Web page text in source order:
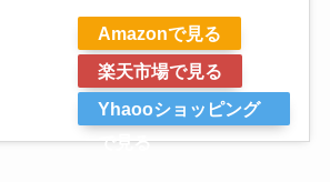
Amazonで見る
楽天市場で見る
Yhaooショッピング
で見る